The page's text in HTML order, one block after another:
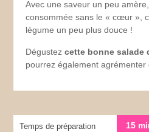
Avec une saveur un peu
consommée sans le « cœur »,
légume un peu plus douce !
Dégustez cette bonne salade
pourrez également agrémenter
Temps de préparation 15